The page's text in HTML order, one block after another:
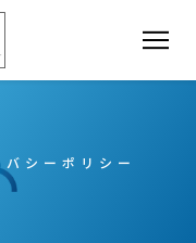
バシーポリシー